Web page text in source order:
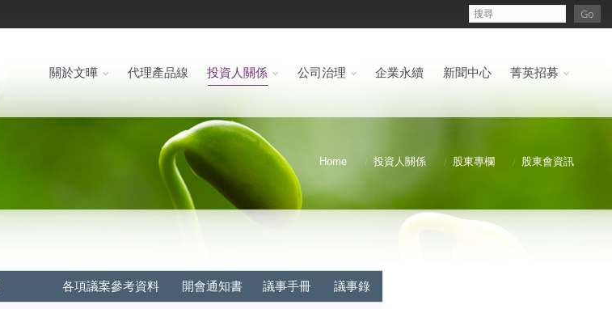
關於文曄 代理產品線 投資人關係 公司治理 企業永續 新聞中心 菁英招募
Home 投資人關係 股東專欄 股東會資訊
各項議案參考資料 開會通知書 議事手冊 議事錄